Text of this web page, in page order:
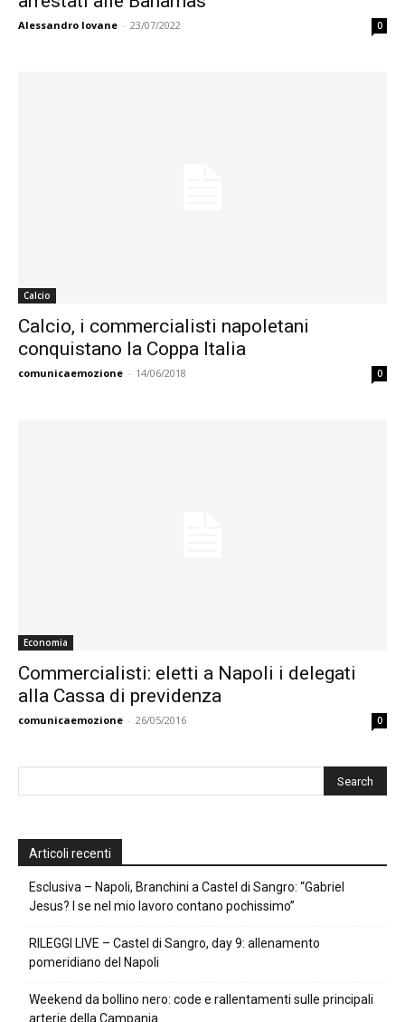
Alessandro Iovane - 23/07/2022 0
Calcio
Calcio, i commercialisti napoletani
conquistano la Coppa Italia
comunicaemozione - 14/06/2018 0
Economia
Commercialisti: eletti a Napoli i delegati
alla Cassa di previdenza
comunicaemozione - 26/05/2016 0
Articoli recenti
Esclusiva – Napoli, Branchini a Castel di Sangro: “Gabriel
Jesus? I se nel mio lavoro contano pochissimo”
RILEGGI LIVE – Castel di Sangro, day 9: allenamento
pomeridiano del Napoli
Weekend da bollino nero: code e rallentamenti sulle principali
arterie della Campania